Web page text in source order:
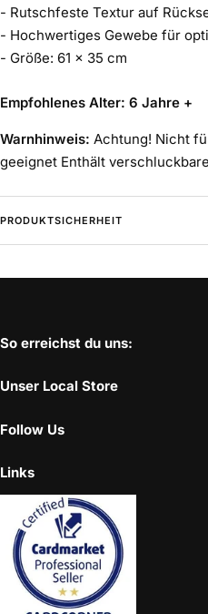
- Rutschfeste Textur auf
- Hochwertiges Gewebe für
- Größe: 61 x 35 cm
Empfohlenes Alter: 6 Jahre +
Warnhinweis: Achtung! Nicht
geeignet Enthält
PRODUKTSICHERHEIT
So erreichst du uns:
Unser Local Store
Follow Us
Links